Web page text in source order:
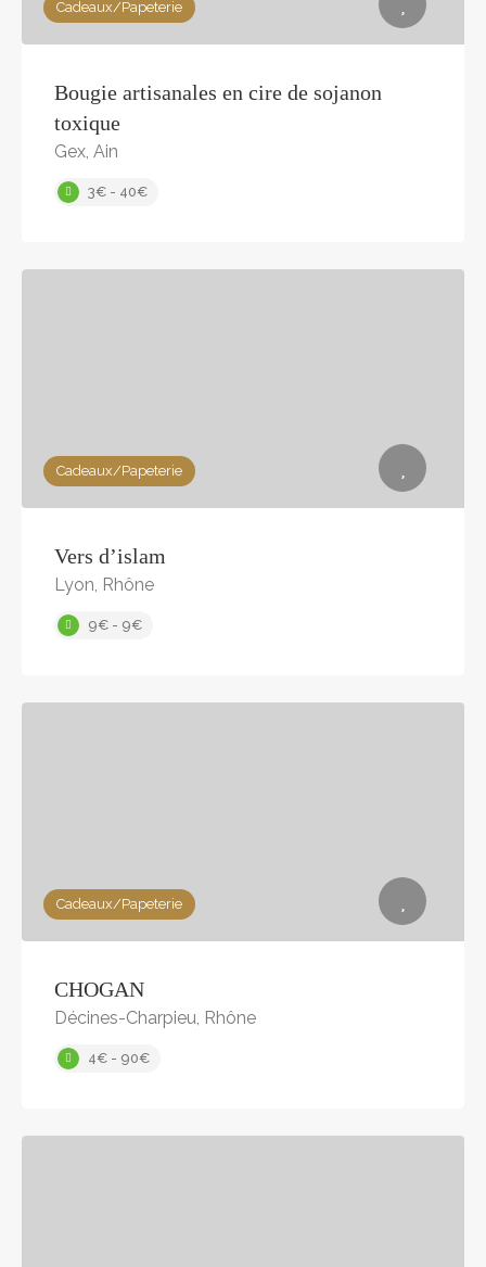
Cadeaux/Papeterie
Bougie artisanales en cire de sojanon
toxique
Gex, Ain
3€ - 40€
Cadeaux/Papeterie
Vers d’islam
Lyon, Rhône
9€ - 9€
Cadeaux/Papeterie
CHOGAN
Décines-Charpieu, Rhône
4€ - 90€